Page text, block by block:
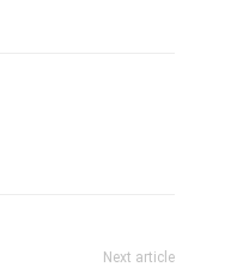
Next article